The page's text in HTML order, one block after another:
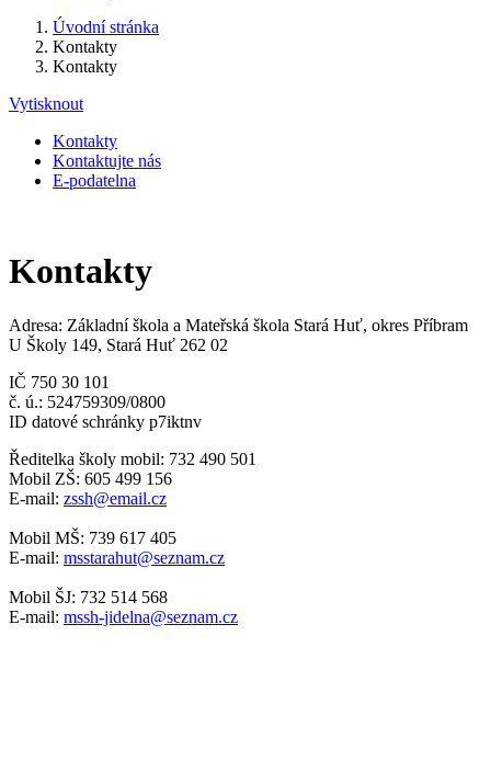
Úvodní stránka
Kontakty
Kontakty
Vytisknout
Kontakty
Kontaktujte nás
E-podatelna
Kontakty
Adresa: Základní škola a Mateřská škola Stará Huť, okres Příbram
U Školy 149, Stará Huť 262 02
IČ 750 30 101
č. ú.: 524759309/0800
ID datové schránky p7iktnv
Ředitelka školy mobil: 732 490 501
Mobil ZŠ: 605 499 156
E-mail: zssh@email.cz
Mobil MŠ: 739 617 405
E-mail: msstarahut@seznam.cz
Mobil ŠJ: 732 514 568
E-mail: mssh-jidelna@seznam.cz